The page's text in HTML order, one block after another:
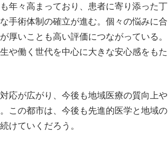
年々高まっており、患者に寄り添った丁
手術体制の確立が進む。個々の悩みに合
いことも高い評価につながっている。
や働く世代を中心に大きな安心感をもた
応が広がり、今後も地域医療の質向上や
この都市は、今後も先進的医学と地域の
けていくだろう。